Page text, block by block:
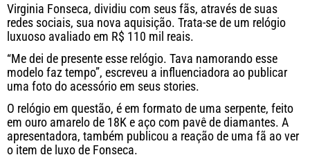
Virginia Fonseca, dividiu com seus fãs, através de suas
redes sociais, sua nova aquisição. Trata-se de um relógio
luxuoso avaliado em R$ 110 mil reais.
“Me dei de presente esse relógio. Tava namorando esse
modelo faz tempo”, escreveu a influenciadora ao publicar
uma foto do acessório em seus stories.
O relógio em questão, é em formato de uma serpente, feito
em ouro amarelo de 18K e aço com pavê de diamantes. A
apresentadora, também publicou a reação de uma fã ao ver
o item de luxo de Fonseca.